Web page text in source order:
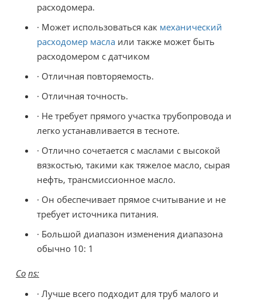
расходомера.
· Может использоваться как механический
расходомер маслаили также может быть
расходомером с датчиком
· Отличная повторяемость.
· Отличная точность.
· Не требует прямого участка трубопровода и
легко устанавливается в тесноте.
· Отлично сочетается с маслами с высокой
вязкостью, такими как тяжелое масло, сырая
нефть, трансмиссионное масло.
· Он обеспечивает прямое считывание и не
требует источника питания.
· Большой диапазон изменения диапазона
обычно 10: 1
Co ns:
· Лучше всего подходит для труб малого и